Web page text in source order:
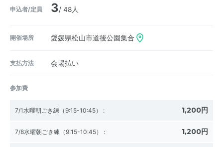
申込者/定員 3/ 48人
開催場所 愛媛県松山市道後公園集合
支払方法 会場払い
参加費
7/1水曜朝ごき練（9:15-10:45） : 1,200円
7/8水曜朝ごき練（9:15-10:45） : 1,200円